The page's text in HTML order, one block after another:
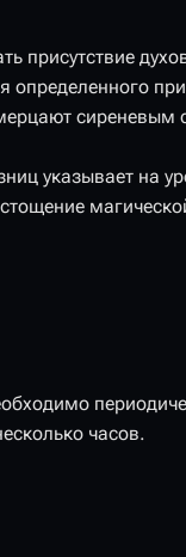
присутствие
определенного
сиреневым
указывает на
часов.